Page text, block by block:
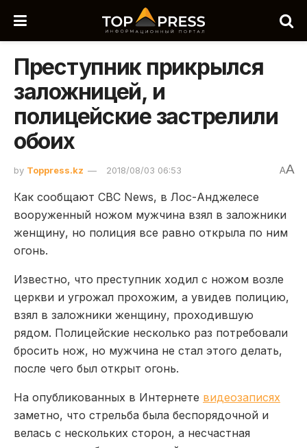
Преступник прикрылся
заложницей, и
полицейские застрелили
обоих
by Toppress.kz 2018/08/03 06:53 AA
Как сообщают CBC News, в Лос-Анджелесе
вооруженный ножом мужчина взял в заложники
женщину, но полиция все равно открыла по ним
огонь.
Известно, что преступник ходил с ножом возле
церкви и угрожал прохожим, а увидев полицию,
взял в заложники женщину, проходившую
рядом. Полицейские несколько раз потребовали
бросить нож, но мужчина не стал этого делать,
после чего был открыт огонь.
На опубликованных в Интернете видеозаписях
заметно, что стрельба была беспорядочной и
велась с нескольких сторон, а несчастная